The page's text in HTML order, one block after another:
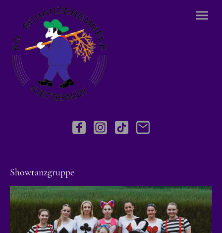
Showtanzgruppe